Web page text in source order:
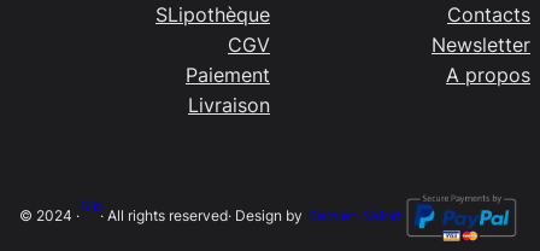
SLipothèque
CGV
Paiement
Livraison
Contacts
Newsletter
A propos
© 2024 ·
SLip
· All rights reserved· Design by Damien Salort